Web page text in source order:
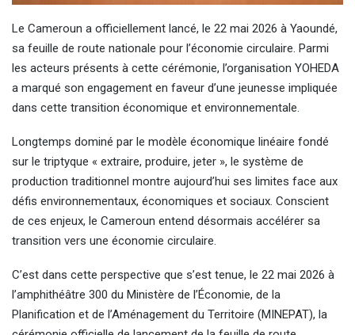
Le Cameroun a officiellement lancé, le 22 mai 2026 à Yaoundé,
sa feuille de route nationale pour l’économie circulaire. Parmi
les acteurs présents à cette cérémonie, l’organisation YOHEDA
a marqué son engagement en faveur d’une jeunesse impliquée
dans cette transition économique et environnementale.
Longtemps dominé par le modèle économique linéaire fondé
sur le triptyque « extraire, produire, jeter », le système de
production traditionnel montre aujourd’hui ses limites face aux
défis environnementaux, économiques et sociaux. Conscient
de ces enjeux, le Cameroun entend désormais accélérer sa
transition vers une économie circulaire.
C’est dans cette perspective que s’est tenue, le 22 mai 2026 à
l’amphithéâtre 300 du Ministère de l’Économie, de la
Planification et de l’Aménagement du Territoire (MINEPAT), la